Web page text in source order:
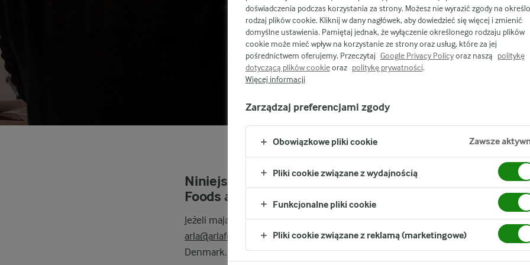
Niniejsza strona internetowa jest udostępniona
Foods amba.
Jeżeli mają Państwo jakieś uwagi lub wątpliwości, prosimy o kontakt mailowy na
arla@arlafoods.com lub listowy na adres Arla Foods amba, Sønderhøj 14, DK-
Denmark.
doświadczenia podczas korzystania za strony. Możesz nie wyrazić zgody na
rodzaj plików cookie. Kliknij w dany nagłówek, aby dowiedzieć się więcej i zmienić
domyślne ustawienia. Pamiętaj jednak, że wyłączenie określonego rodzaju plików
cookie może mieć wpływ na korzystanie ze strony oraz usług, które za jej
pośrednictwem oferujemy. Przeczytaj Google Privacy Policyoraz naszą
politykę
dotyczącą plików cookieoraz politykę prywatności.
Więcej informacji
Zarządzaj preferencjami zgody
Obowiązkowe pliki cookie Zawsze
Pliki cookie związane z wydajnością
Funkcjonalne pliki cookie
Pliki cookie związane z reklamą (marketingowe)